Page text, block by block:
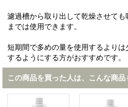
濾過槽から取り出して乾燥させて
までは使用できます。
短期間で多めの量を使用するより
するようにする方がおすすめです。
この商品を買った人は、こんな商